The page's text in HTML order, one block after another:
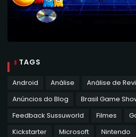
TAGS
Android Análise
Análise de
Anúncios do Blog
Brasil Game
Feedback Sussuworld
Filmes
Kickstarter
Microsoft Nintendo